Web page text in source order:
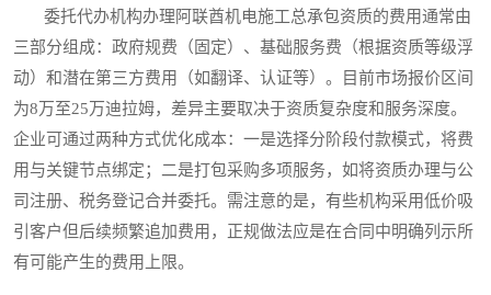
委托代办机构办理阿联酋机电施工总承包资质的费用通常由
三部分组成：政府规费（固定）、基础服务费（根据资质等级浮
动）和潜在第三方费用（如翻译、认证等）。目前市场报价区间
为8万至25万迪拉姆，差异主要取决于资质复杂度和服务深度。
企业可通过两种方式优化成本：一是选择分阶段付款模式，将费
用与关键节点绑定；二是打包采购多项服务，如将资质办理与公
司注册、税务登记合并委托。需注意的是，有些机构采用低价吸
引客户但后续频繁追加费用，正规做法应是在合同中明确列示所
有可能产生的费用上限。